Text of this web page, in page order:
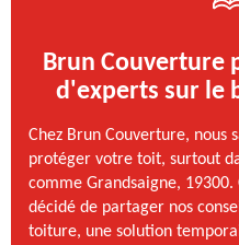
Brun Couverture
d'experts sur le
Chez Brun Couverture, nous
protéger votre toit, surtout
comme Grandsaigne,
décidé de partager nos
toiture, une solution